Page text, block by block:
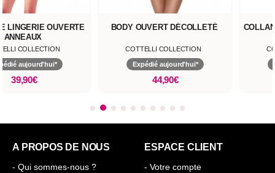
LINGERIE OUVERTE
ANNEAUX
COLLECTION
aujourd'hui*
39,90€
BODY OUVERT DÉCOLLETÉ
COTTELLI COLLECTION
Expédié aujourd'hui*
44,90€
A PROPOS DE NOUS
- Qui sommes-nous ?
ESPACE CLIENT
- Votre compte